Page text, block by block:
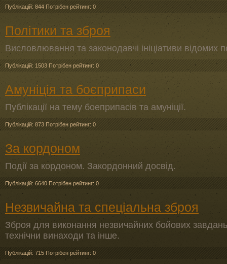
Публікацій: 844 Потрібен рейтинг: 0
Політики та зброя
Висловлювання та законодавчі ініціативи відомих
Публікацій: 1503 Потрібен рейтинг: 0
Амуніція та боєприпаси
Публікації на тему боеприпасів та амуніції.
Публікацій: 873 Потрібен рейтинг: 0
За кордоном
Події за кордоном. Закордонний досвід.
Публікацій: 6640 Потрібен рейтинг: 0
Незвичайна та спеціальна зброя
Зброя для виконання незвичайних бойових
технічни винаходи та інше.
Публікацій: 715 Потрібен рейтинг: 0